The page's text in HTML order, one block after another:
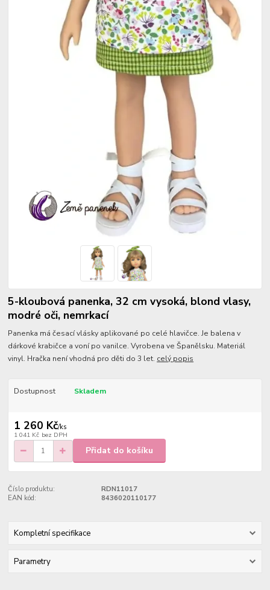
5-kloubová panenka, 32 cm vysoká, blond vlasy,
modré oči, nemrkací
Panenka má česací vlásky aplikované po celé hlavičce. Je balena v
dárkové krabičce a voní po vanilce. Vyrobena ve Španělsku. Materiál
vinyl. Hračka není vhodná pro děti do 3 let. celý popis
Dostupnost Skladem
1 260 Kč/ks
1 041 Kč bez DPH
Přidat do košíku
Číslo produktu:
RDN11017
EAN kód:
8436020110177
Kompletní specifikace
Parametry